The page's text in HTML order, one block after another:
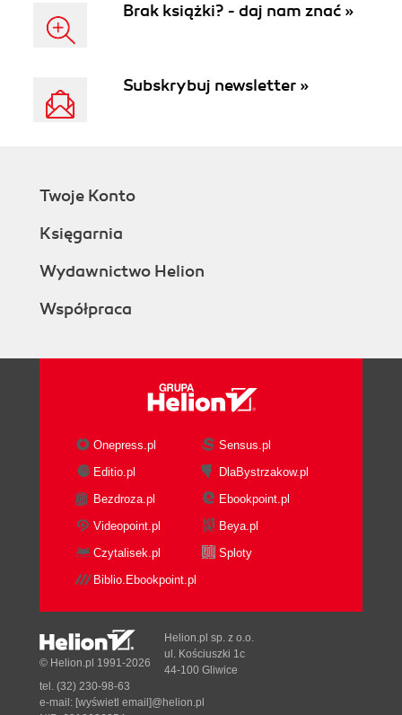
Brak książki? - daj nam znać »
Subskrybuj newsletter »
Twoje Konto
Księgarnia
Wydawnictwo Helion
Współpraca
Onepress.pl
Sensus.pl
Editio.pl
DlaBystrzakow.pl
Bezdroza.pl
Ebookpoint.pl
Videopoint.pl
Beya.pl
Czytalisek.pl
Sploty
Biblio.Ebookpoint.pl
© Helion.pl 1991-2026
Helion.pl sp. z o.o.
ul. Kościuszki 1c
44-100 Gliwice
tel. (32) 230-98-63
e-mail: [wyświetl email]@helion.pl